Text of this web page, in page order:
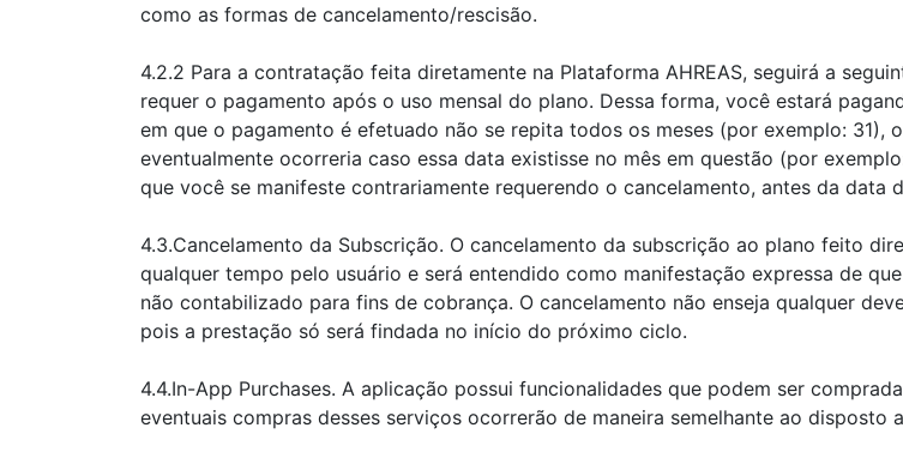
como as formas de cancelamento/rescisão.
4.2.2 Para a contratação feita diretamente na Plataforma AHREAS, seguirá a
requer o pagamento após o uso mensal do plano. Dessa forma, você estará
em que o pagamento é efetuado não se repita todos os meses (por exemplo:
eventualmente ocorreria caso essa data existisse no mês em questão (por
que você se manifeste contrariamente requerendo o cancelamento, antes da data
4.3.Cancelamento da Subscrição. O cancelamento da subscrição ao plano feito
qualquer tempo pelo usuário e será entendido como manifestação expressa de
não contabilizado para fins de cobrança. O cancelamento não enseja qualquer
pois a prestação só será findada no início do próximo ciclo.
4.4.In-App Purchases. A aplicação possui funcionalidades que podem ser
eventuais compras desses serviços ocorrerão de maneira semelhante ao disposto